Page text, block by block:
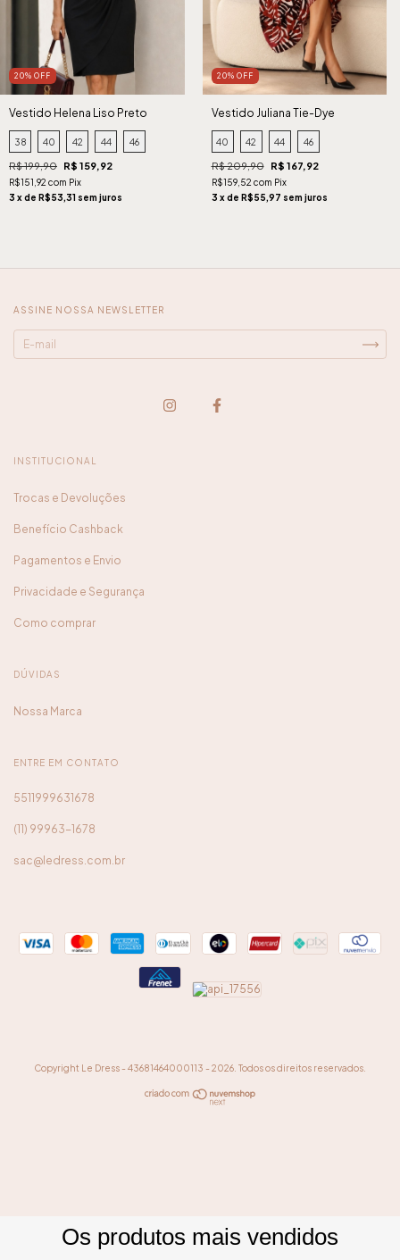
20% OFF
Vestido Helena Liso Preto
38 40 42 44 46
R$ 199,90 R$ 159,92
R$151,92 com Pix
3 x de R$53,31 sem juros
20% OFF
Vestido Juliana Tie-Dye
Terroso
40 42 44 46
R$ 209,90 R$ 167,92
R$159,52 com Pix
3 x de R$55,97 sem juros
ASSINE NOSSA NEWSLETTER
INSTITUCIONAL
Trocas e Devoluções
Benefício Cashback
Pagamentos e Envio
Privacidade e Segurança
Como comprar
DÚVIDAS
Nossa Marca
ENTRE EM CONTATO
5511999631678
(11) 99963-1678
sac@ledress.com.br
Copyright Le Dress - 43681464000113 - 2026. Todos os direitos reservados.